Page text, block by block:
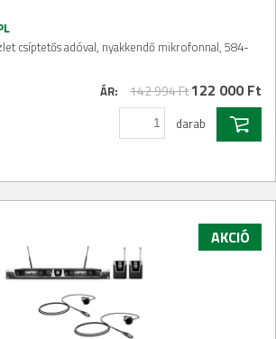
csíptetős adóval, nyakkendő mikrofonnal, 584-
ÁR:
142 994 Ft122 000 Ft
darab
AKCIÓ